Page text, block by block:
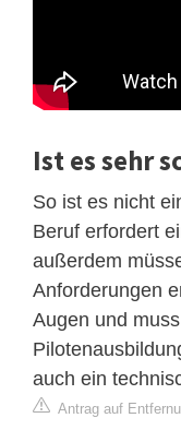
Ist es sehr
So ist es nicht
Beruf erfordert
außerdem
Anforderungen
Augen und
auch ein
Antrag auf